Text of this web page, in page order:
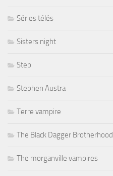
Séries télés
Sisters night
Step
Stephen Austra
Terre vampire
The Black Dagger Brotherhood
The morganville vampires